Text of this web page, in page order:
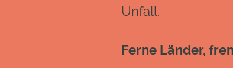
Unfall.
Ferne Länder,